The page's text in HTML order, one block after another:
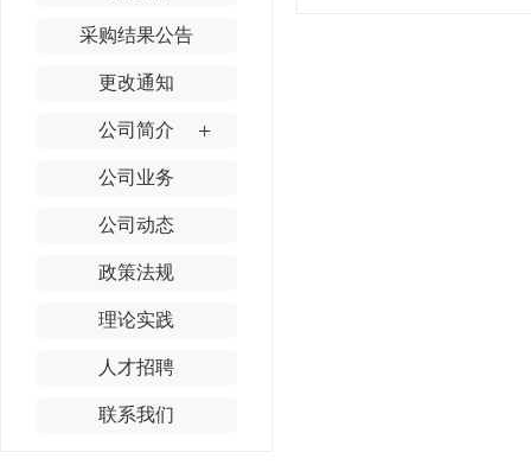
采购结果公告
更改通知
公司简介 +
公司业务
公司动态
政策法规
理论实践
人才招聘
联系我们